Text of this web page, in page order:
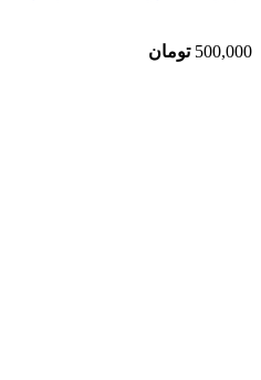
500,000 تومان